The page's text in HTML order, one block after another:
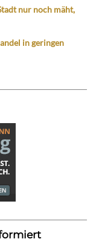
nur noch mäht,
in geringen